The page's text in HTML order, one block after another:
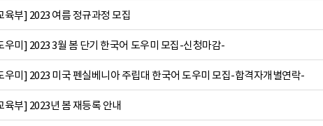
육부] 2023 여름 정규과정 모집
우미] 2023 3월 봄 단기 한국어 도우미 모집-신청마감-
우미] 2023 미국 펜실베니아 주립대 한국어 도우미 모집-합격자개별연락-
육부] 2023년 봄 재등록 안내